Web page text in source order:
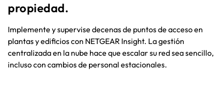
propiedad.​
Implemente y supervise decenas de puntos de acceso en
plantas y edificios con NETGEAR Insight. La gestión
centralizada en la nube hace que escalar su red sea sencillo,
incluso con cambios de personal estacionales.​